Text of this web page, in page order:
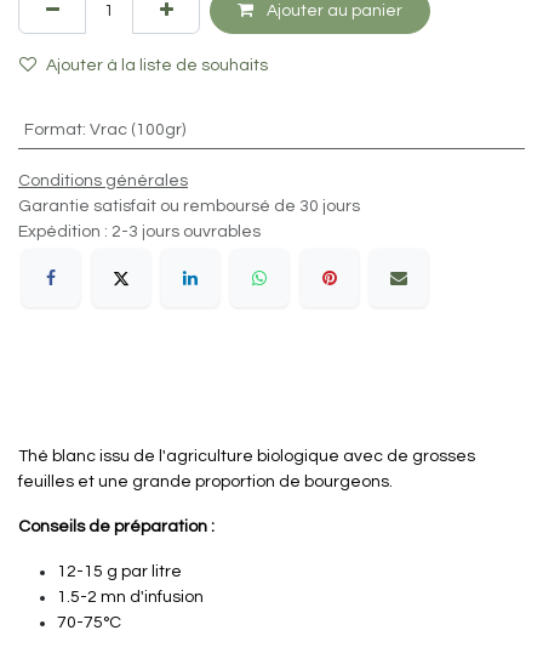
Ajouter au panier
Ajouter à la liste de souhaits
Format: Vrac (100gr)
Conditions générales
Garantie satisfait ou remboursé de 30 jours
Expédition : 2-3 jours ouvrables
Thé blanc issu de l'agriculture biologique avec de grosses
feuilles et une grande proportion de bourgeons.
Conseils de préparation :
12-15 g par litre
1.5-2 mn d'infusion
70-75°C